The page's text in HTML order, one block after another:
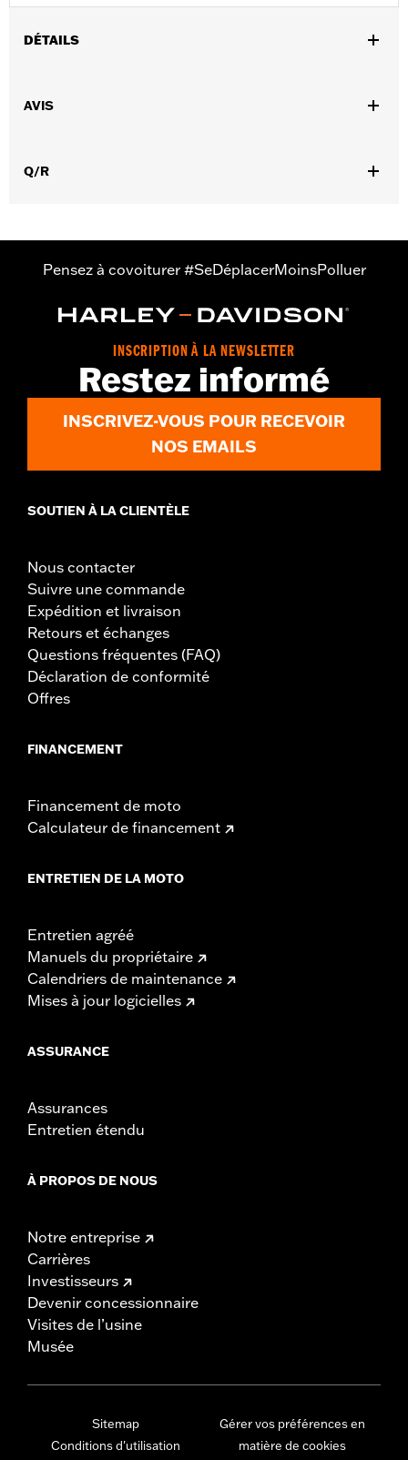
DÉTAILS
partir de 2021.
Vendu à l'unité:
AVIS
Q/R
Pensez à covoiturer #SeDéplacerMoinsPolluer
INSCRIPTION À LA NEWSLETTER
Restez informé
INSCRIVEZ-VOUS POUR RECEVOIR
NOS EMAILS
SOUTIEN À LA CLIENTÈLE
Nous contacter
Suivre une commande
Expédition et livraison
Retours et échanges
Questions fréquentes (FAQ)
Déclaration de conformité
Offres
FINANCEMENT
Financement de moto
Calculateur de financement
ENTRETIEN DE LA MOTO
Entretien agréé
Manuels du propriétaire
Calendriers de maintenance
Mises à jour logicielles
ASSURANCE
Assurances
Entretien étendu
À PROPOS DE NOUS
Notre entreprise
Carrières
Investisseurs
Devenir concessionnaire
Visites de l’usine
Musée
Sitemap
Conditions d'utilisation
Gérer vos préférences en
matière de cookies